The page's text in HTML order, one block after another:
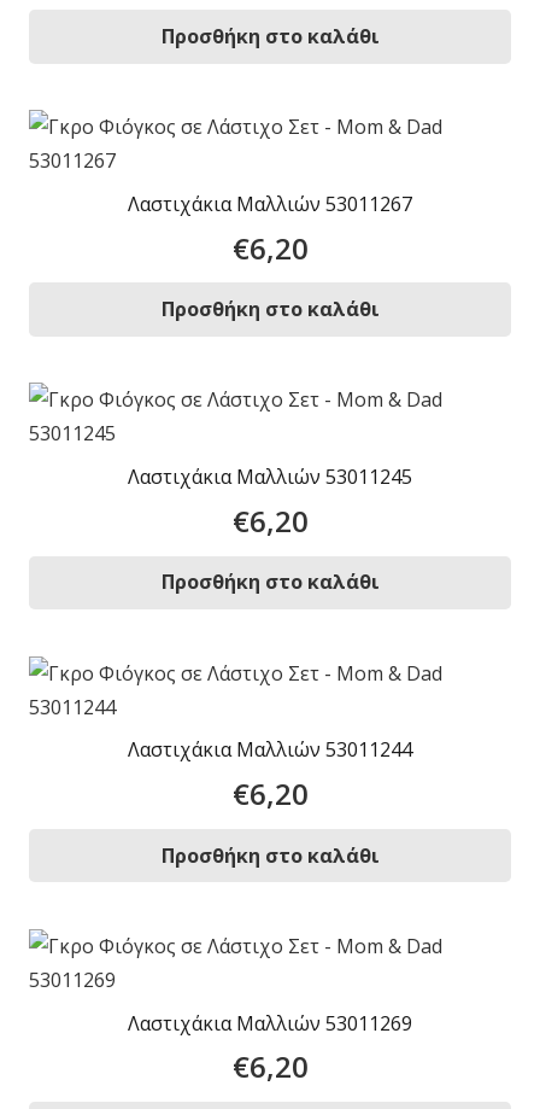
Προσθήκη στο καλάθι
Λαστιχάκια Μαλλιών 53011267
€6,20
Προσθήκη στο καλάθι
Λαστιχάκια Μαλλιών 53011245
€6,20
Προσθήκη στο καλάθι
Λαστιχάκια Μαλλιών 53011244
€6,20
Προσθήκη στο καλάθι
Λαστιχάκια Μαλλιών 53011269
€6,20